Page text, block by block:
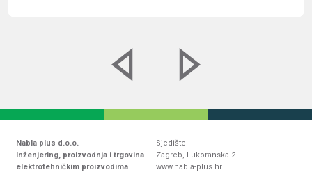
Nabla plus d.o.o.
Inženjering, proizvodnja i trgovina
elektrotehničkim proizvodima
Sjedište
Zagreb, Lukoranska 2
www.nabla-plus.hr